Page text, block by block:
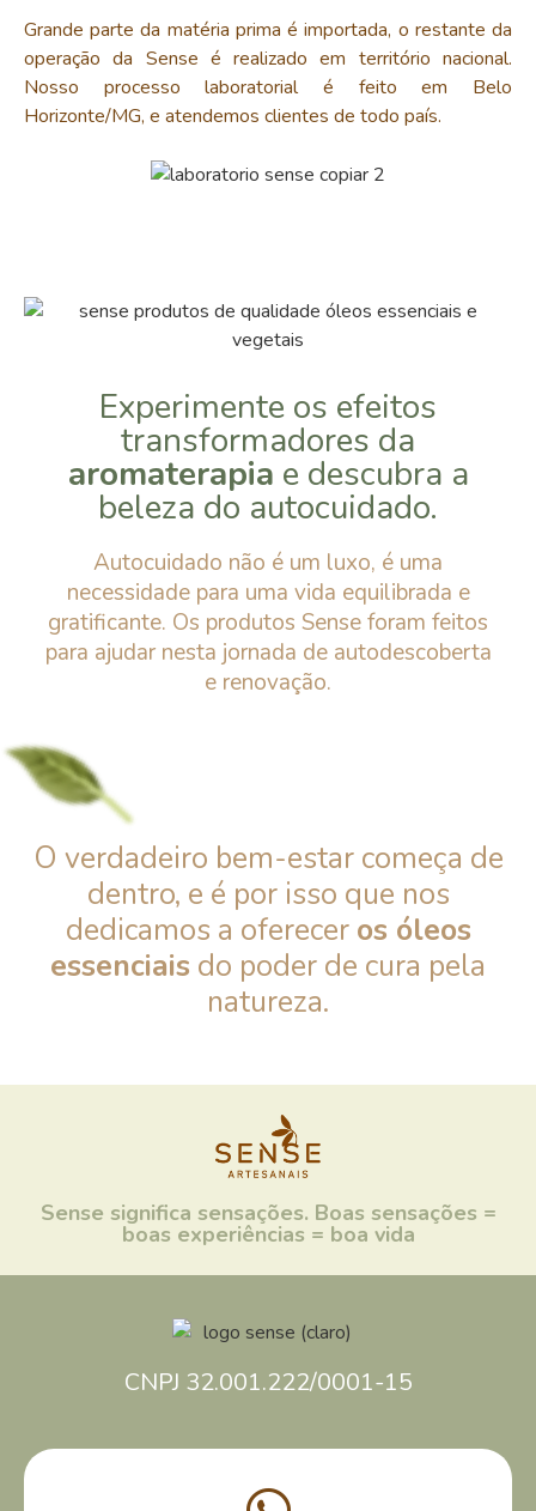
Grande parte da matéria prima é importada, o restante da
operação da Sense é realizado em território nacional.
Nosso processo laboratorial é feito em Belo
Horizonte/MG, e atendemos clientes de todo país.
Experimente os efeitos
transformadores da
aromaterapia e descubra a
beleza do autocuidado.
Autocuidado não é um luxo, é uma
necessidade para uma vida equilibrada e
gratificante. Os produtos Sense foram feitos
para ajudar nesta jornada de autodescoberta
e renovação.
O verdadeiro bem-estar começa de
dentro, e é por isso que nos
dedicamos a oferecer os óleos
essenciais do poder de cura pela
natureza.
Sense significa sensações. Boas sensações =
boas experiências = boa vida
CNPJ 32.001.222/0001-15